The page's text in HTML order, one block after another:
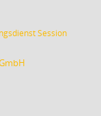
Session(Wird in